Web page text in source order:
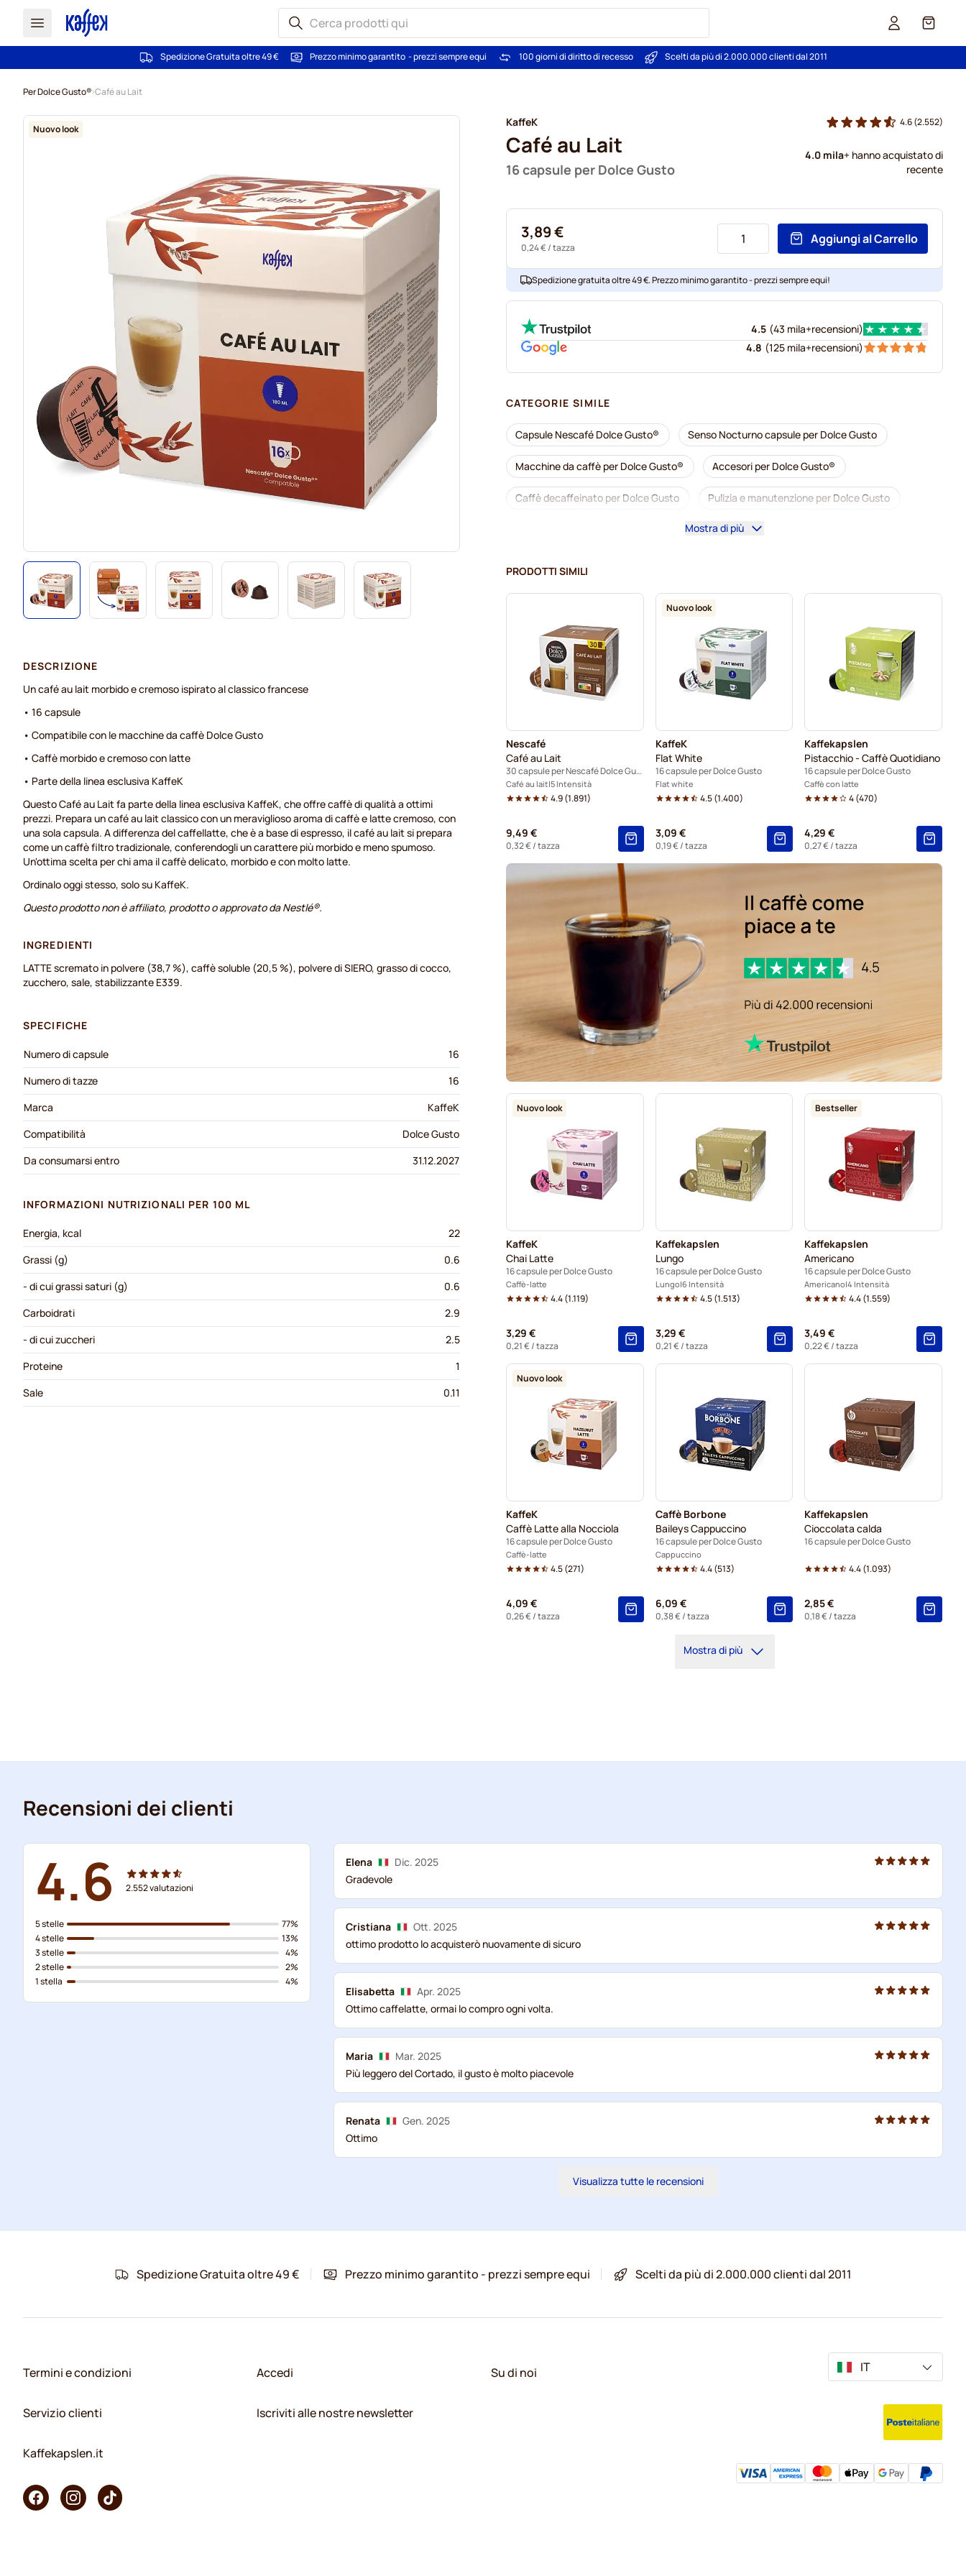
Carrello
Spedizione Gratuita oltre 49 € Prezzo minimo garantito- prezzi sempre equi 100 giorni di diritto di recesso Scelti da più di 2.000.000 clienti dal 2011
Per Dolce Gusto® Café au Lait
Nuovo look
KaffeK
Café au Lait
16 capsule per Dolce Gusto
4.6(2.552)
4.0 mila+ hanno acquistato di
recente
3,89 €
0,24 €/ tazza
Aggiungi al Carrello
Spedizione gratuita oltre 49 €. Prezzo minimo garantito - prezzi sempre equi!
4.5 (43 mila+recensioni)
4.8 (125 mila+recensioni)
CATEGORIE SIMILE
Capsule Nescafé Dolce Gusto® Senso Nocturno capsule per Dolce Gusto
Macchine da caffè per Dolce Gusto® Accesori per Dolce Gusto®
Caffè decaffeinato per Dolce Gusto Pulizia e manutenzione per Dolce Gusto
Segafredo capsule caffè per Dolce Gusto Café René capsule caffè per Dolce Gusto
Capsule per Dolce Gusto® Gimoka capsule per Dolce Gusto Per Dolce Gusto®
Starbucks® capsule per Dolce Gusto Kaffekapslen capsule caffè per Dolce Gusto
Starbucks® capsule caffè grande per Dolce Gusto
Mostra di più
PRODOTTI SIMILI
Nescafé
Café au Lait
30 capsule per Nescafé Dolce Gusto
Café au lait 5 Intensità
4.9(1.891)
9,49 €
0,32 €/ tazza
Nuovo look
KaffeK
Flat White
16 capsule per Dolce Gusto
Flat white
4.5(1.400)
3,09 €
0,19 €/ tazza
Kaffekapslen
Pistacchio - Caffè Quotidiano
16 capsule per Dolce Gusto
Caffè con latte
4(470)
4,29 €
0,27 €/ tazza
Nuovo look
KaffeK
Chai Latte
16 capsule per Dolce Gusto
Caffè-latte
4.4(1.119)
3,29 €
0,21 €/ tazza
Kaffekapslen
Lungo
16 capsule per Dolce Gusto
Lungo 6 Intensità
4.5(1.513)
3,29 €
0,21 €/ tazza
Bestseller
Kaffekapslen
Americano
16 capsule per Dolce Gusto
Americano 4 Intensità
4.4(1.559)
3,49 €
0,22 €/ tazza
Nuovo look
KaffeK
Caffè Latte alla Nocciola
16 capsule per Dolce Gusto
Caffè-latte
4.5(271)
4,09 €
0,26 €/ tazza
Caffè Borbone
Baileys Cappuccino
16 capsule per Dolce Gusto
Cappuccino
4.4(513)
6,09 €
0,38 €/ tazza
Kaffekapslen
Cioccolata calda
16 capsule per Dolce Gusto
4.4(1.093)
2,85 €
0,18 €/ tazza
Mostra di più
DESCRIZIONE
Un café au lait morbido e cremoso ispirato al classico francese
• 16 capsule
• Compatibile con le macchine da caffè Dolce Gusto
• Caffè morbido e cremoso con latte
• Parte della linea esclusiva KaffeK
Questo Café au Lait fa parte della linea esclusiva KaffeK, che offre caffè di qualità a ottimi
prezzi. Prepara un café au lait classico con un meraviglioso aroma di caffè e latte cremoso, con
una sola capsula. A differenza del caffellatte, che è a base di espresso, il café au lait si prepara
come un caffè filtro tradizionale, conferendogli un carattere più morbido e meno spumoso.
Un'ottima scelta per chi ama il caffè delicato, morbido e con molto latte.
Ordinalo oggi stesso, solo su KaffeK.
Questo prodotto non è affiliato, prodotto o approvato da Nestlé®.
INGREDIENTI
LATTE scremato in polvere (38,7 %), caffè soluble (20,5 %), polvere di SIERO, grasso di cocco,
zucchero, sale, stabilizzante E339.
SPECIFICHE
Numero di capsule
16
Numero di tazze
16
Marca
KaffeK
Compatibilità
Dolce Gusto
Da consumarsi entro
31.12.2027
INFORMAZIONI NUTRIZIONALI PER 100 ML
Energia, kcal
22
Grassi (g)
0.6
- di cui grassi saturi (g)
0.6
Carboidrati
2.9
- di cui zuccheri
2.5
Proteine
1
Sale
0.11
Recensioni dei clienti
4.6 2.552valutazioni
5 stelle
4 stelle
3 stelle
2 stelle
1 stella
77%
13%
4%
2%
4%
Elena
Dic. 2025
Gradevole
Cristiana
Ott. 2025
ottimo prodotto lo acquisterò nuovamente di sicuro
Elisabetta
Apr. 2025
Ottimo caffelatte, ormai lo compro ogni volta.
Maria
Mar. 2025
Più leggero del Cortado, il gusto è molto piacevole
Renata
Gen. 2025
Ottimo
Visualizza tutte le recensioni
Spedizione Gratuita oltre 49 € Prezzo minimo garantito - prezzi sempre equi Scelti da più di 2.000.000 clienti dal 2011
Termini e condizioni
Servizio clienti
Kaffekapslen.it
Accedi
Iscriviti alle nostre newsletter
Su di noi IT